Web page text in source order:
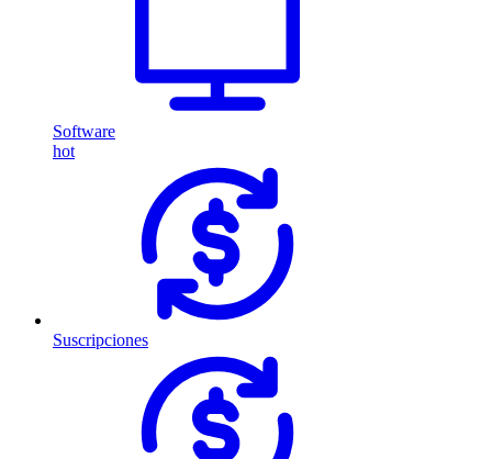
Software
hot
Suscripciones